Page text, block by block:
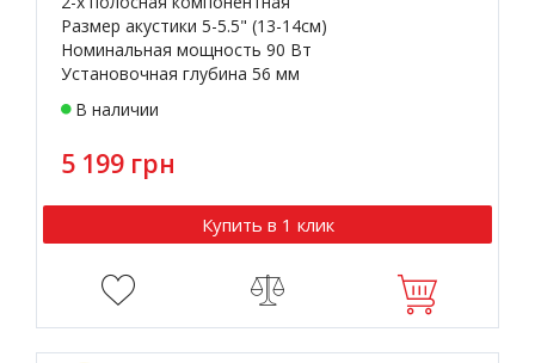
Размер акустики 5-5.5" (13-14см)
Номинальная мощность 90 Вт
Установочная глубина 56 мм
В наличии
5 199 грн
Купить в 1 клик